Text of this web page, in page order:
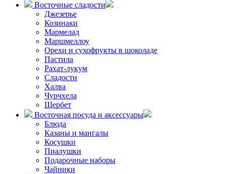
Восточные сладости
Джезерье
Козинаки
Мармелад
Маршмеллоу
Орехи и сухофрукты в шоколаде
Пастила
Рахат-лукум
Сладости
Халва
Чурчхела
Щербет
Восточная посуда и аксессуары
Блюда
Казаны и мангалы
Косушки
Пиалушки
Подарочные наборы
Чайники